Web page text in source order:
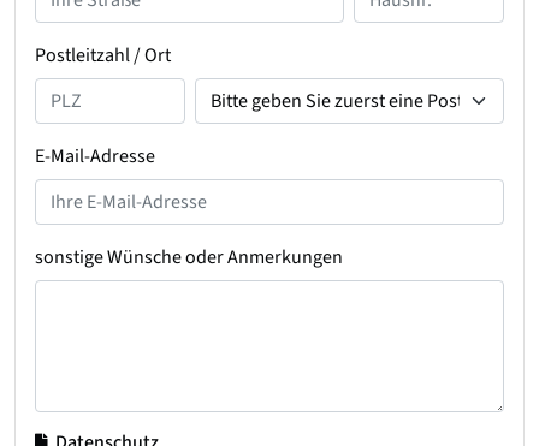
Postleitzahl / Ort
E-Mail-Adresse
sonstige Wünsche oder Anmerkungen